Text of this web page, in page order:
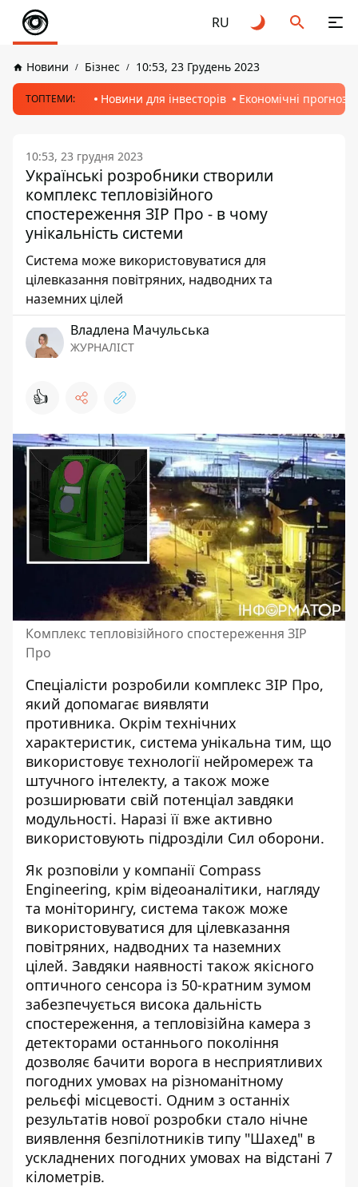
RU
Новини Бізнес 10:53, 23 Грудень 2023
ТОПТЕМИ: Новини для інвесторів Економічні прогнози
10:53, 23 грудня 2023
Українські розробники створили
комплекс тепловізійного
спостереження ЗІР Про - в чому
унікальність системи
Система може використовуватися для
цілевказання повітряних, надводних та
наземних цілей
Владлена Мачульська
ЖУРНАЛІСТ
👍
Комплекс тепловізійного спостереження ЗІР
Про
Спеціалісти розробили комплекс ЗІР Про,
який допомагає виявляти
противника. Окрім технічних
характеристик, система унікальна тим, що
використовує технології нейромереж та
штучного інтелекту, а також може
розширювати свій потенціал завдяки
модульності. Наразі її вже активно
використовують підрозділи Сил оборони.
Як розповіли у компанії Compass
Engineering, крім відеоаналітики, нагляду
та моніторингу, система також може
використовуватися для цілевказання
повітряних, надводних та наземних
цілей. Завдяки наявності також якісного
оптичного сенсора із 50-кратним зумом
забезпечується висока дальність
спостереження, а тепловізійна камера з
детекторами останнього покоління
дозволяє бачити ворога в несприятливих
погодних умовах на різноманітному
рельєфі місцевості. Одним з останніх
результатів нової розробки стало нічне
виявлення безпілотників типу "Шахед" в
ускладнених погодних умовах на відстані 7
кілометрів.